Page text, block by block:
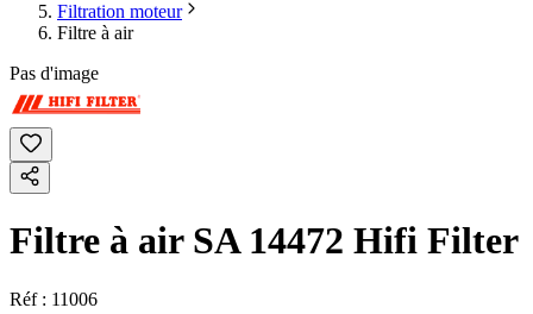
Filtration moteur
Filtre à air
Pas d'image
Filtre à air SA 14472 Hifi Filter
Réf : 11006